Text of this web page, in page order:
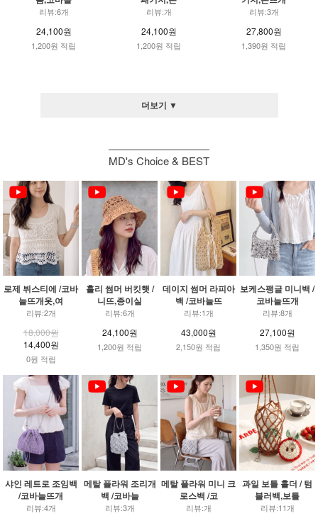
리뷰:6개
24,100원
1,200원 적립
리뷰:개
24,100원
1,200원 적립
리뷰:3개
27,800원
1,390원 적립
더보기 ▼
MD's Choice & BEST
로제 뷔스티에 /코바
늘뜨개옷,여
리뷰:2개
18,000원
14,400원
0원 적립
홀리 썸머 버킷햇 /
니뜨,종이실
리뷰:6개
24,100원
1,200원 적립
데이지 썸머 라피아
백 /코바늘뜨
리뷰:1개
43,000원
2,150원 적립
보케스팽글 미니백 /
코바늘뜨개
리뷰:8개
27,100원
1,350원 적립
샤인 레트로 조임백
/코바늘뜨개
리뷰:4개
메탈 플라워 조리개
백 /코바늘
리뷰:3개
메탈 플라워 미니 크
로스백 /코
리뷰:개
과일 보틀 홀더 / 텀
블러백,보틀
리뷰:11개